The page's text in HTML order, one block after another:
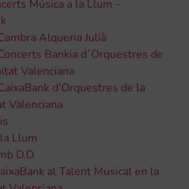
Música a la Llum –
Alqueria Julià
Bankia d´Orquestres de
Valenciana
d'Orquestres de la
Valenciana
Llum
D.O.
al Talent Musical en la